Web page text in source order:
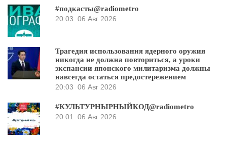
#подкасты@radiometro
20:03 06 Авг 2026
Трагедия использования ядерного оружия
никогда не должна повториться, а уроки
экспансии японского милитаризма должны
навсегда остаться предостережением
20:03 06 Авг 2026
#КУЛЬТУРНЫРНЫЙКОД@radiometro
20:01
06 Авг 2026